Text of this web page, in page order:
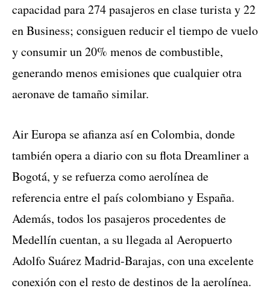
capacidad para 274 pasajeros en clase turista y 22
en Business; consiguen reducir el tiempo de vuelo
y consumir un 20% menos de combustible,
generando menos emisiones que cualquier otra
aeronave de tamaño similar.
Air Europa se afianza así en Colombia, donde
también opera a diario con su flota Dreamliner a
Bogotá, y se refuerza como aerolínea de
referencia entre el país colombiano y España.
Además, todos los pasajeros procedentes de
Medellín cuentan, a su llegada al Aeropuerto
Adolfo Suárez Madrid-Barajas, con una excelente
conexión con el resto de destinos de la aerolínea.